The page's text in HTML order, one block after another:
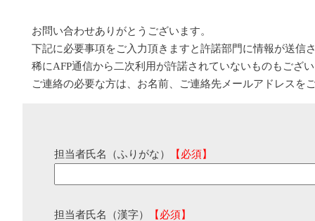
お問い合わせありがとうございます。
下記に必要事項をご入力頂きますと許諾部門に情報が送信
稀にAFP通信から二次利用が許諾されていないものもござ
ご連絡の必要な方は、お名前、ご連絡先メールアドレスを
担当者氏名（ふりがな） 【必須】
担当者氏名（漢字） 【必須】